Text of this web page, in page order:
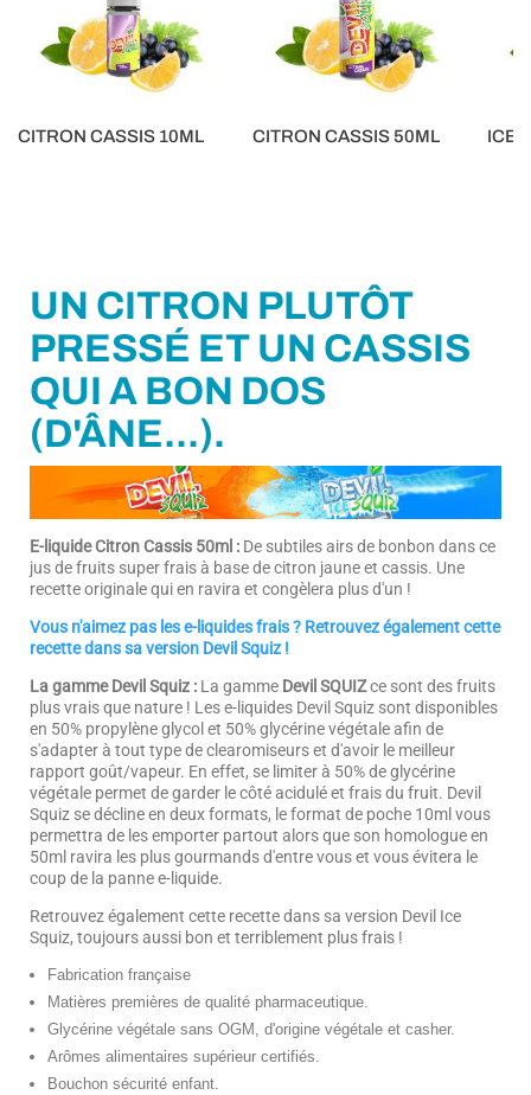
CITRON CASSIS 10ML CITRON CASSIS 50ML ICE
UN CITRON PLUTÔT
PRESSÉ ET UN CASSIS
QUI A BON DOS
(D'ÂNE...).
E-liquide Citron Cassis 50ml : De subtiles airs de bonbon dans ce
jus de fruits super frais à base de citron jaune et cassis. Une
recette originale qui en ravira et congèlera plus d'un !
Vous n'aimez pas les e-liquides frais ? Retrouvez également cette
recette dans sa version Devil Squiz !
La gamme Devil Squiz : La gamme Devil SQUIZce sont des fruits
plus vrais que nature ! Les e-liquides Devil Squiz sont disponibles
en 50% propylène glycol et 50% glycérine végétale afin de
s'adapter à tout type de clearomiseurs et d'avoir le meilleur
rapport goût/vapeur. En effet, se limiter à 50% de glycérine
végétale permet de garder le côté acidulé et frais du fruit. Devil
Squiz se décline en deux formats, le format de poche 10ml vous
permettra de les emporter partout alors que son homologue en
50ml ravira les plus gourmands d'entre vous et vous évitera le
coup de la panne e-liquide.
Retrouvez également cette recette dans sa version Devil Ice
Squiz, toujours aussi bon et terriblement plus frais !
Fabrication française
Matières premières de qualité pharmaceutique.
Glycérine végétale sans OGM, d'origine végétale et casher.
Arômes alimentaires supérieur certifiés.
Bouchon sécurité enfant.